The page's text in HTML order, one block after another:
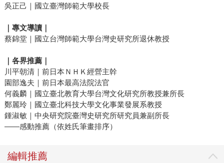
吳正己｜國立臺灣師範大學校長
｜專文導讀｜
蔡錦堂｜國立台灣師範大學台灣史研究所退休教授
｜各界推薦｜
川平朝清｜前日本ＮＨＫ經營主幹
園部逸夫｜前日本最高法院法官
何義麟｜國立臺北教育大學台灣文化研究所教授兼所長
鄭麗玲｜國立臺北科技大學文化事業發展系教授
鍾淑敏｜中央研究院臺灣史研究所研究員兼副所長
——感動推薦（依姓氏筆畫排序）
編輯推薦